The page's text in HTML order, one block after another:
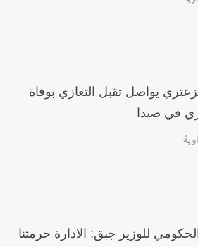
رجل الاعمال
مع عُمان مؤجّل ما دامت التهديدات
يواصل تقبل التعازي بوفاة
في صيدا
للوزير جبق: الادارة حرمتنا